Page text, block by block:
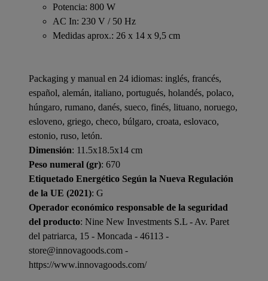
Potencia: 800 W
AC In: 230 V / 50 Hz
Medidas aprox.: 26 x 14 x 9,5 cm
Packaging y manual en 24 idiomas: inglés, francés,
español, alemán, italiano, portugués, holandés, polaco,
húngaro, rumano, danés, sueco, finés, lituano, noruego,
esloveno, griego, checo, búlgaro, croata, eslovaco,
estonio, ruso, letón.
Dimensión: 11.5x18.5x14 cm
Peso numeral (gr): 670
Etiquetado Energético Según la Nueva Regulación
de la UE (2021): G
Operador económico responsable de la seguridad
del producto: Nine New Investments S.L - Av. Paret
del patriarca, 15 - Moncada - 46113 -
store@innovagoods.com -
https://www.innovagoods.com/